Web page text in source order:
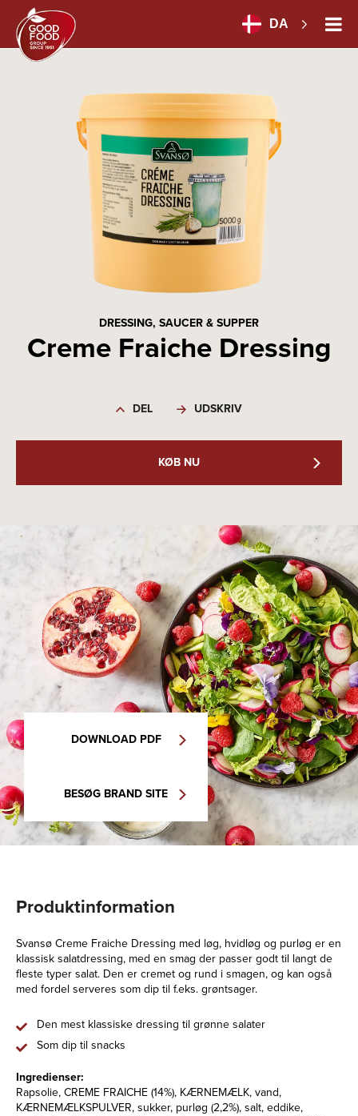
DA
DRESSING, SAUCER & SUPPER
Creme Fraiche Dressing
DEL UDSKRIV
KØB NU
DOWNLOAD PDF
BESØG BRAND SITE
Produktinformation
Svansø Creme Fraiche Dressing med løg, hvidløg og purløg er en
klassisk salatdressing, med en smag der passer godt til langt de
fleste typer salat. Den er cremet og rund i smagen, og kan også
med fordel serveres som dip til f.eks. grøntsager.
Den mest klassiske dressing til grønne salater
Som dip til snacks
Ingredienser:
Rapsolie, CREME FRAICHE (14%), KÆRNEMÆLK, vand,
KÆRNEMÆLKSPULVER, sukker, purløg (2,2%), salt, eddike,